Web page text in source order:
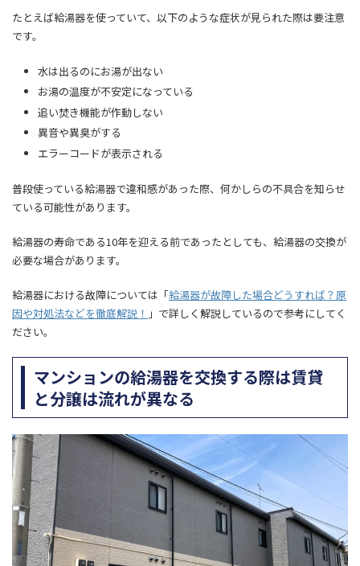
たとえば給湯器を使っていて、以下のような症状が見られた際は要注意
です。
水は出るのにお湯が出ない
お湯の温度が不安定になっている
追い焚き機能が作動しない
異音や異臭がする
エラーコードが表示される
普段使っている給湯器で違和感があった際、何かしらの不具合を知らせ
ている可能性があります。
給湯器の寿命である10年を迎える前であったとしても、給湯器の交換が
必要な場合があります。
給湯器における故障については「給湯器が故障した場合どうすれば？原
因や対処法などを徹底解説！ 」で詳しく解説しているので参考にしてく
ださい。
マンションの給湯器を交換する際は賃貸
と分譲は流れが異なる